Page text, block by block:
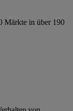
Märkte in über 190